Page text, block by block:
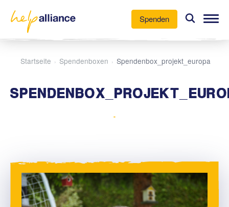
Unsere Arbeit
Spenden
Startseite › Spendenboxen › Spendenbox_projekt_europa
-